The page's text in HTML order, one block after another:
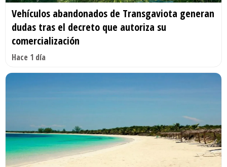
Vehículos abandonados de Transgaviota generan
dudas tras el decreto que autoriza su
comercialización
Hace 1 día